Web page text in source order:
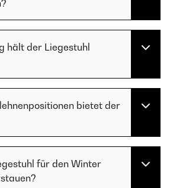
hält der Liegestuhl
bietet der
für den Winter